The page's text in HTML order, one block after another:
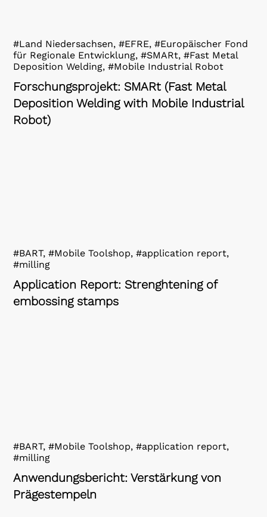
Forschungsprojekt: SMARt (Fast Metal
Deposition Welding with Mobile Industrial
Robot)
#Land Niedersachsen, #EFRE, #Europäischer Fond
für Regionale Entwicklung, #SMARt, #Fast Metal
Deposition Welding, #Mobile Industrial Robot
Application Report: Strenghtening of
embossing stamps
#BART, #Mobile Toolshop, #application report,
#milling
Anwendungsbericht: Verstärkung von
Prägestempeln
#BART, #Mobile Toolshop, #application report,
#milling